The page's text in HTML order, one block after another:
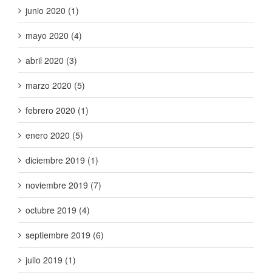
junio 2020 (1)
mayo 2020 (4)
abril 2020 (3)
marzo 2020 (5)
febrero 2020 (1)
enero 2020 (5)
diciembre 2019 (1)
noviembre 2019 (7)
octubre 2019 (4)
septiembre 2019 (6)
julio 2019 (1)